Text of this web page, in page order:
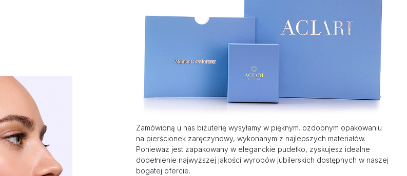
Zamówioną u nas biżuterię wysyłamy w pięknym. ozdobnym opakowaniu
na pierścionek zaręczynowy, wykonanym z najlepszych materiałów.
Ponieważ jest zapakowany w eleganckie pudełko, zyskujesz idealne
dopełnienie najwyższej jakości wyrobów jubilerskich dostępnych w naszej
bogatej ofercie.